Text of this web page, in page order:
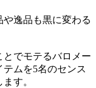
逸品も黒に変わる
とでモテるバロメー
ムを5名のセンス
す。